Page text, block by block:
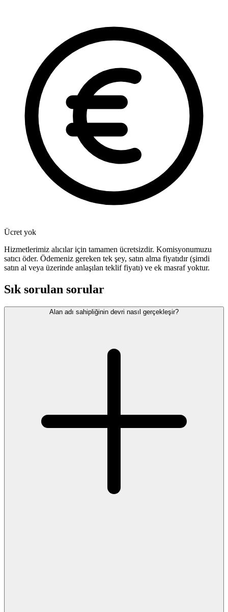
Ücret yok
Hizmetlerimiz alıcılar için tamamen ücretsizdir. Komisyonumuzu
satıcı öder. Ödemeniz gereken tek şey, satın alma fiyatıdır (şimdi
satın al veya üzerinde anlaşılan teklif fiyatı) ve ek masraf yoktur.
Sık sorulan sorular
Alan adı sahipliğinin devri nasıl gerçekleşir?